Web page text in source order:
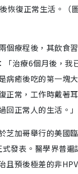
恢復正常生活。（
個療程後，其飲食
「治療6個月後，我
病癒後吃的第一塊
正常，工作時戴著
回正常人的生活。」
芝加哥舉行的美國
式發表。醫學界普
且預後極差的非